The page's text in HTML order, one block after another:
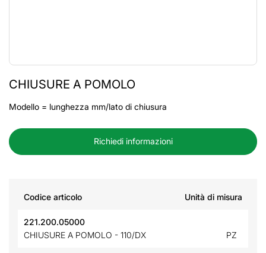
CHIUSURE A POMOLO
Modello = lunghezza mm/lato di chiusura
Richiedi informazioni
Codice articolo Unità di misura
221.200.05000
CHIUSURE A POMOLO - 110/DX
PZ